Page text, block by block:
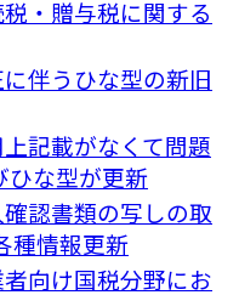
・贈与税に関する
伴うひな型の新旧
記載がなくて問題
ひな型が更新
認書類の写しの取
種情報更新
向け国税分野にお